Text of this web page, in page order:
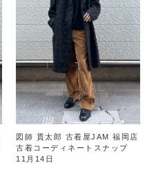
図師 貫太郎 古着屋JAM 福岡店
古着コーディネートスナップ
11月14日